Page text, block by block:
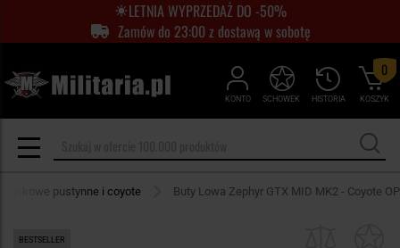
LETNIA WYPRZEDAŻ DO -50%
Zamów do 23:00 z dostawą w sobotę
KONTO HISTORIA
SCHOWEK KOSZYK
0
pustynne i coyote Buty Lowa Zephyr GTX MID MK2 - Coyote OP
BESTSELLER